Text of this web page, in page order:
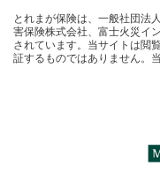
とれまが保険は、一般社団法
害保険株式会社、富士火災イ
されています。当サイトは閲
証するものではありません。